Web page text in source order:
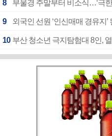
8 부울경 주말부터 비소식…‘극
9 외국인 선원 ‘인신매매 경유지
10 부산 청소년 극지탐험대 8인,